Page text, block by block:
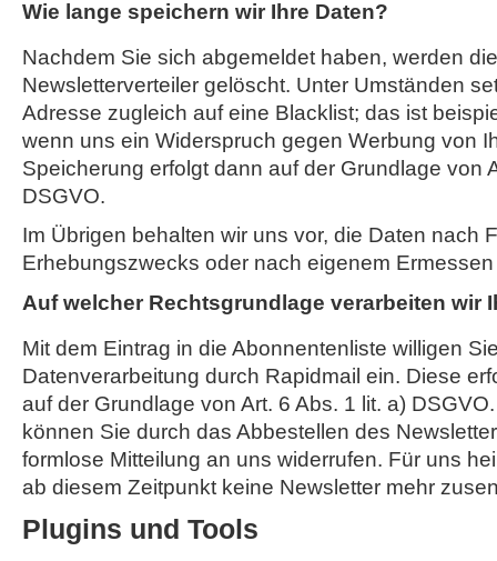
Wie lange speichern wir Ihre Daten?
Nachdem Sie sich abgemeldet haben, werden
Newsletterverteiler gelöscht. Unter Umständen
Adresse zugleich auf eine Blacklist; das ist
wenn uns ein Widerspruch gegen Werbung von
Speicherung erfolgt dann auf der Grundlage von
DSGVO.
Im Übrigen behalten wir uns vor, die Daten nach
Erhebungszwecks oder nach eigenem
Auf welcher Rechtsgrundlage verarbeiten wir
Mit dem Eintrag in die Abonnentenliste willigen
Datenverarbeitung durch Rapidmail ein. Diese
auf der Grundlage von Art. 6 Abs. 1 lit. a)
können Sie durch das Abbestellen des
formlose Mitteilung an uns widerrufen. Für uns
ab diesem Zeitpunkt keine Newsletter mehr
Plugins und Tools